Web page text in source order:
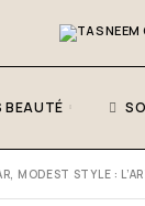
BEAUTÉ
MODEST STYLE :